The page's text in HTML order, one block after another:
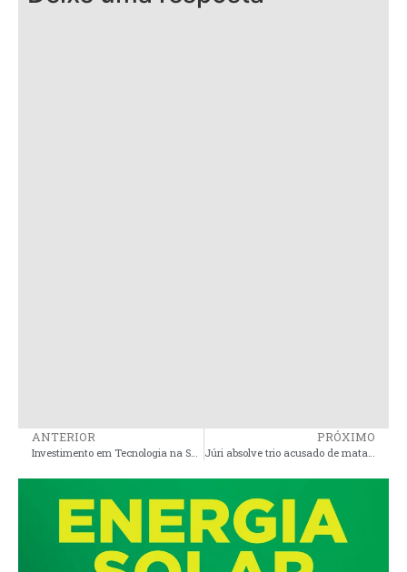
ANTERIOR
Investimento em Tecnologia na Saúde de Governador Nunes Freire
PRÓXIMO
Júri absolve trio acusado de matar suspeito de estupro dentro de hospital em Bacuri